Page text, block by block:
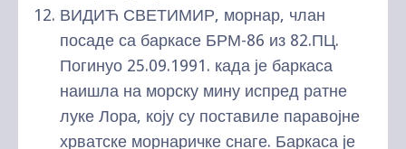
ВИДИЋ СВЕТИМИР, морнар, члан
посаде са баркасе БРМ-86 из 82.ПЦ.
Погинуо 25.09.1991. када је баркаса
наишла на морску мину испред ратне
луке Лора, коју су поставиле паравојне
хрватске морнаричке снаге. Баркаса је